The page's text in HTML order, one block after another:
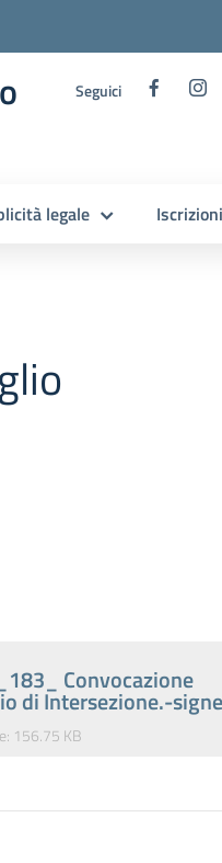
Seguici
legale Iscrizioni
Convocazione
di Intersezione.-
156.75 KB